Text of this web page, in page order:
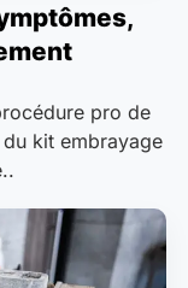
pro de
kit embrayage